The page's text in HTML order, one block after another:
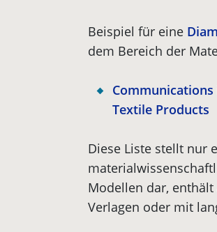
Beispiel für eine
dem Bereich der
Textile Products
Diese Liste stellt nur
Modellen dar,
Verlagen oder mit